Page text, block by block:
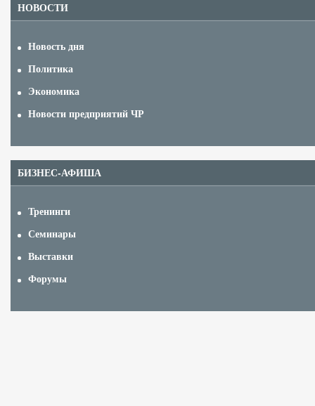
НОВОСТИ
Новость дня
Политика
Экономика
Новости предприятий ЧР
БИЗНЕС-АФИША
Тренинги
Семинары
Выставки
Форумы